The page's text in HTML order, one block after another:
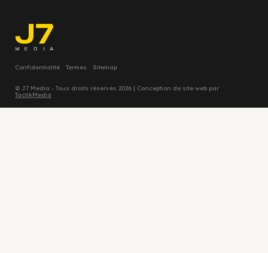
Confidentialité Termes Sitemap
© J7 Media - Tous droits réservés 2026 | Conception de site web par
TactikMedia